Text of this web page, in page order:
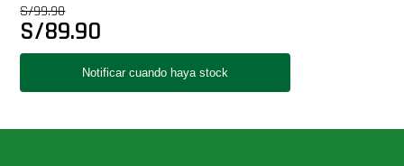
S/99.90
S/89.90